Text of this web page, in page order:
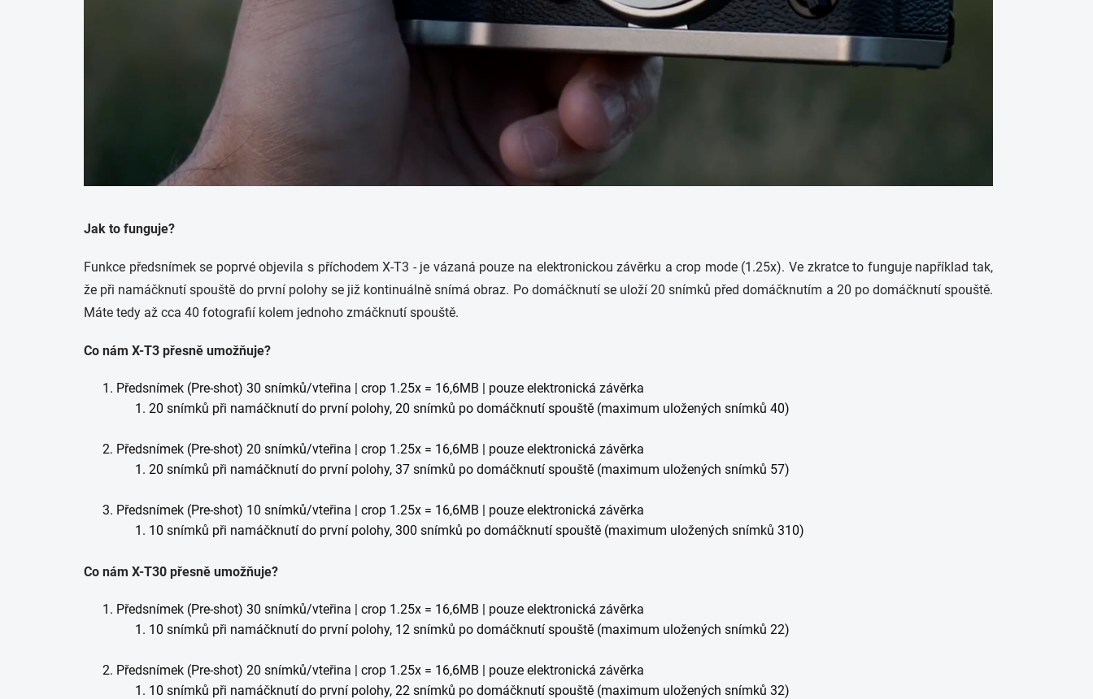
Jak to funguje?
Funkce předsnímek se poprvé objevila s příchodem X-T3 - je vázaná pouze na elektronickou závěrku a crop mode (1.25x). Ve zkratce to funguje například tak,
že při namáčknutí spouště do první polohy se již kontinuálně snímá obraz. Po domáčknutí se uloží 20 snímků před domáčknutím a 20 po domáčknutí spouště.
Máte tedy až cca 40 fotografií kolem jednoho zmáčknutí spouště.
Co nám X-T3 přesně umožňuje?
Předsnímek (Pre-shot) 30 snímků/vteřina | crop 1.25x = 16,6MB | pouze elektronická závěrka
20 snímků při namáčknutí do první polohy, 20 snímků po domáčknutí spouště (maximum uložených snímků 40)
Předsnímek (Pre-shot) 20 snímků/vteřina | crop 1.25x = 16,6MB | pouze elektronická závěrka
20 snímků při namáčknutí do první polohy, 37 snímků po domáčknutí spouště (maximum uložených snímků 57)
Předsnímek (Pre-shot) 10 snímků/vteřina | crop 1.25x = 16,6MB | pouze elektronická závěrka
10 snímků při namáčknutí do první polohy, 300 snímků po domáčknutí spouště (maximum uložených snímků 310)
Co nám X-T30 přesně umožňuje?
Předsnímek (Pre-shot) 30 snímků/vteřina | crop 1.25x = 16,6MB | pouze elektronická závěrka
10 snímků při namáčknutí do první polohy, 12 snímků po domáčknutí spouště (maximum uložených snímků 22)
Předsnímek (Pre-shot) 20 snímků/vteřina | crop 1.25x = 16,6MB | pouze elektronická závěrka
10 snímků při namáčknutí do první polohy, 22 snímků po domáčknutí spouště (maximum uložených snímků 32)